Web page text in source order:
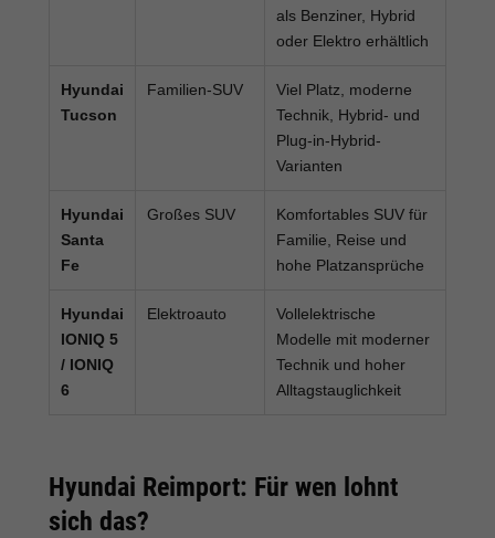
als Benziner, Hybrid
oder Elektro erhältlich
Hyundai
Tucson
Familien-SUV
Viel Platz, moderne
Technik, Hybrid- und
Plug-in-Hybrid-
Varianten
Hyundai
Santa
Fe
Großes SUV
Komfortables SUV für
Familie, Reise und
hohe Platzansprüche
Hyundai
IONIQ 5
/ IONIQ
6
Elektroauto
Vollelektrische
Modelle mit moderner
Technik und hoher
Alltagstauglichkeit
Hyundai Reimport: Für wen lohnt
sich das?